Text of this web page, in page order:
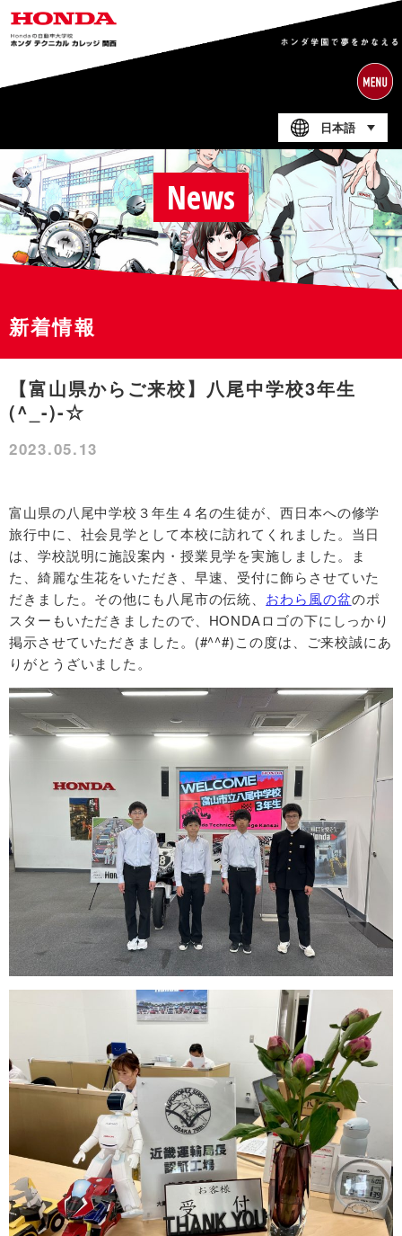
日本語
News
新着情報
【富山県からご来校】八尾中学校3年生
(^_-)-☆
2023.05.13
富山県の八尾中学校３年生４名の生徒が、西日本への修学
旅行中に、社会見学として本校に訪れてくれました。当日
は、学校説明に施設案内・授業見学を実施しました。ま
た、綺麗な生花をいただき、早速、受付に飾らさせていた
だきました。その他にも八尾市の伝統、 おわら風の盆のポ
スターもいただきましたので、HONDAロゴの下にしっかり
掲示させていただきました。(#^^#)この度は、ご来校誠にあ
りがとうざいました。